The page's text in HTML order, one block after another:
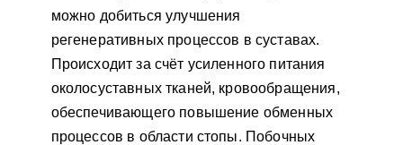
можно добиться улучшения
регенеративных процессов в суставах.
Происходит за счёт усиленного питания
околосуставных тканей, кровообращения,
обеспечивающего повышение обменных
процессов в области стопы. Побочных